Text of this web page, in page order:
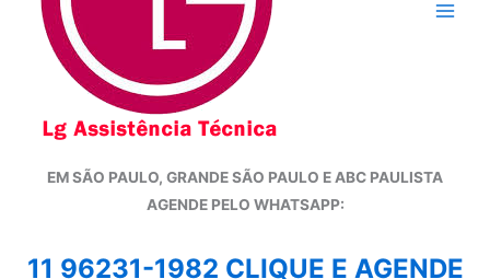
EM SÃO PAULO, GRANDE SÃO PAULO E ABC PAULISTA
AGENDE PELO WHATSAPP:
11 96231-1982 CLIQUE E AGENDE